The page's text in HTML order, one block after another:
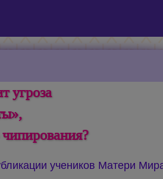
угроза
учеников Матери